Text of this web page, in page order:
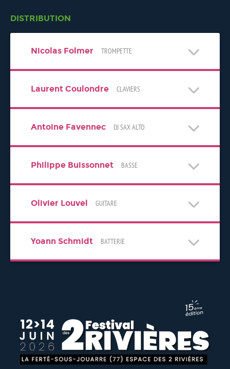
DISTRIBUTION
Nicolas Folmer TROMPETTE
Laurent Coulondre CLAVIERS
Antoine Favennec DJ SAX ALTO
Philippe Buissonnet BASSE
Olivier Louvel GUITARE
Yoann Schmidt BATTERIE